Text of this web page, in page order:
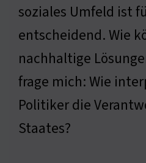
soziales Umfeld ist
entscheidend. Wie
nachhaltige
frage mich: Wie
Politiker die
Staates?